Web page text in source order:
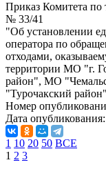
Приказ Комитета по
№ 33/41
"Об установлении
оператора по
отходами,
территории МО "г.
район", МО
"Турочакский
Номер
Дата опубликования:
1 10 20 50 ВСЕ
1 2 3